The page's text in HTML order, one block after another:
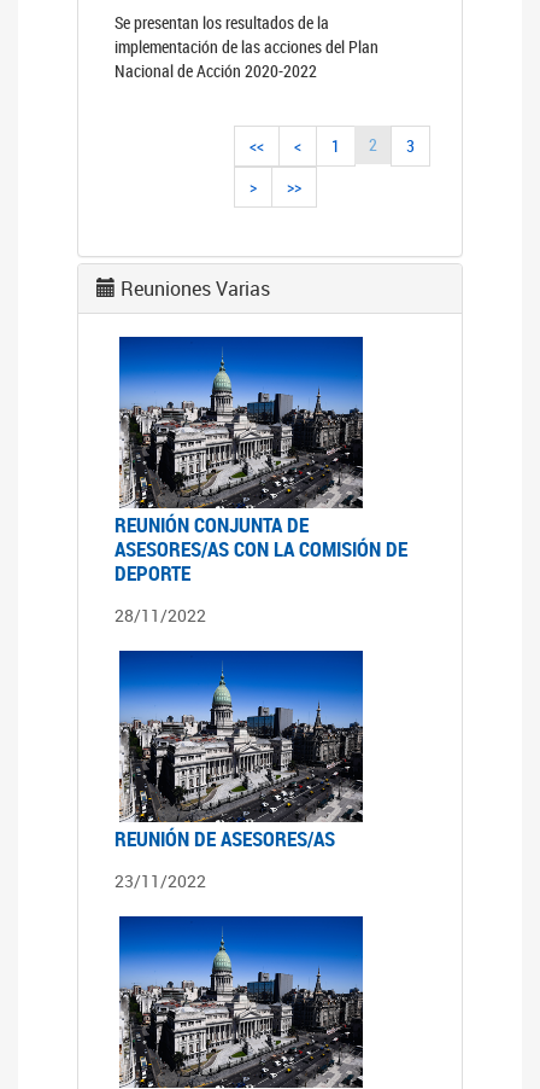
Se presentan los resultados de la
implementación de las acciones del Plan
Nacional de Acción 2020-2022
<< < 1 2
3
>
>>
Reuniones Varias
REUNIÓN CONJUNTA DE
ASESORES/AS CON LA COMISIÓN DE
DEPORTE
28/11/2022
REUNIÓN DE ASESORES/AS
23/11/2022